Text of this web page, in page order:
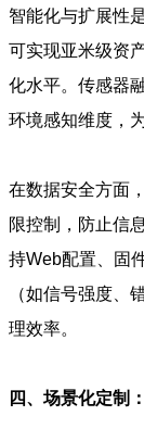
智能化与扩展性
可实现亚米级资
化水平。传感器
环境感知维度，
在数据安全方面
限控制，防止信
持Web配置、固
（如信号强度、
理效率。
四、场景化定制